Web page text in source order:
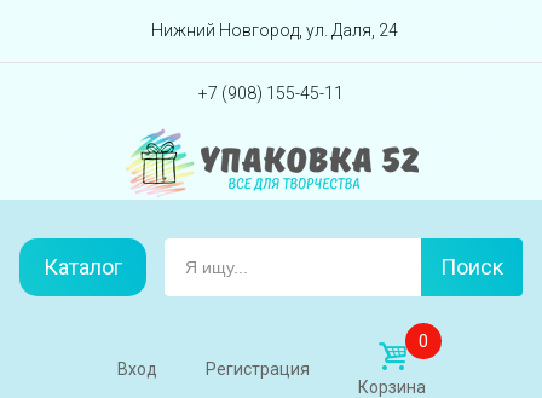
Перейти вниз
Нижний Новгород, ул. Даля, 24
+7 (908) 155-45-11
Каталог Поиск
Вход Регистрация
0
Корзина